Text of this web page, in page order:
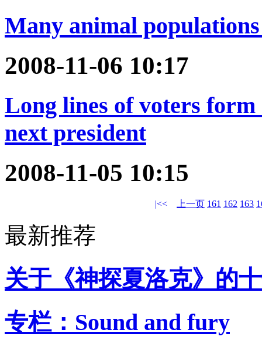
Many animal
2008-11-06 10:17
Long lines of voters
next president
2008-11-05 10:15
|<< 上一页 161 162 163
最新推荐
关于《神探夏洛克》的
专栏：Sound and fury